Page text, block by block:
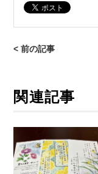
< 前の記事
関連記事